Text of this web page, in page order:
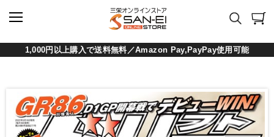
1,000円以上購入で送料無料／Amazon Pay,PayPay使用可能